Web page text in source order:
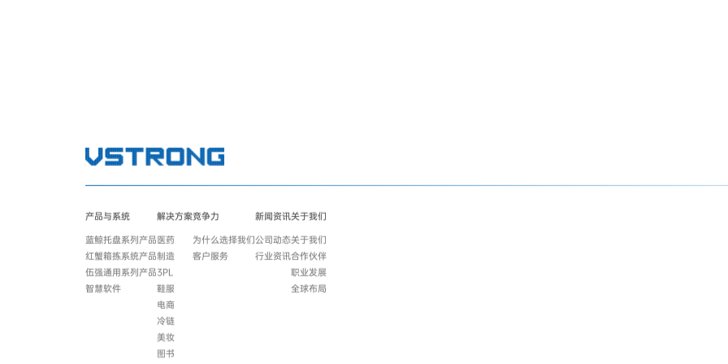
产品与系统
蓝鲸托盘系列产品
红蟹箱拣系统产品
伍强通用系列产品
智慧软件
解决方案
医药
制造
3PL
鞋服
电商
冷链
美妆
图书
竞争力
为什么选择我们
客户服务
新闻资讯
公司动态
行业资讯
关于我们
关于我们
合作伙伴
职业发展
全球布局